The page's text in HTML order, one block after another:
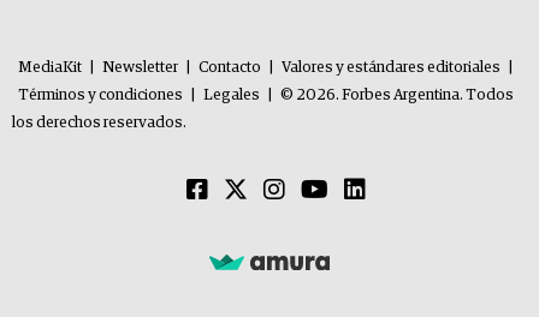
MediaKit Newsletter Contacto Valores y estándares editoriales
Términos y condiciones
Legales
© 2026. Forbes Argentina. Todos
los derechos reservados.